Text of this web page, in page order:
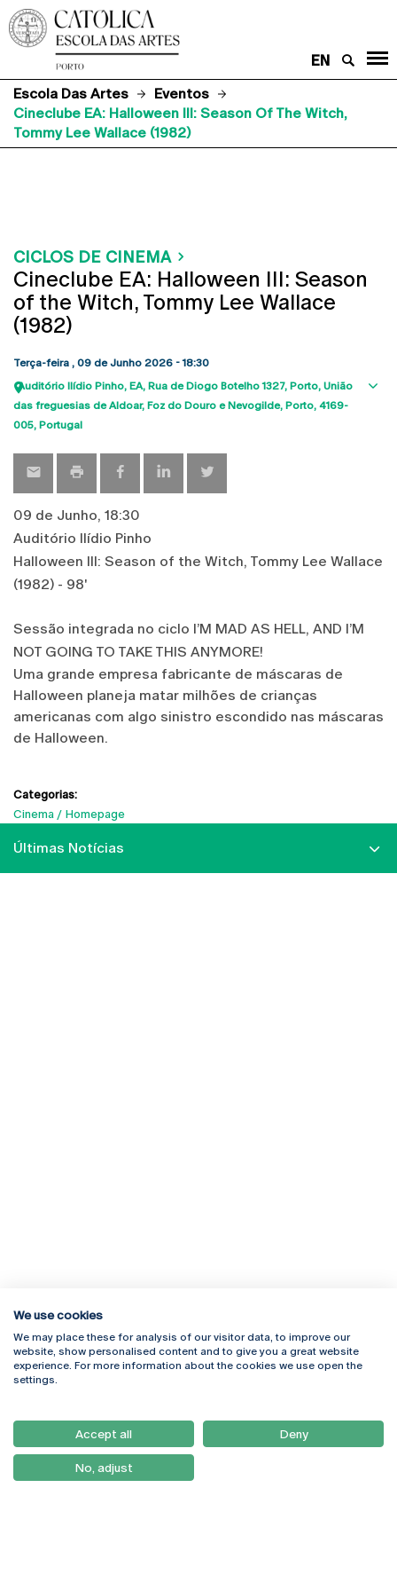
EN
Escola Das Artes
Eventos
Cineclube EA: Halloween III: Season Of The Witch,
Tommy Lee Wallace (1982)
CICLOS DE CINEMA
Cineclube EA: Halloween III: Season
of the Witch, Tommy Lee Wallace
(1982)
Terça-feira , 09 de Junho 2026 - 18:30
Auditório Ilídio Pinho, EA Rua de Diogo Botelho 1327 Porto União
das freguesias de Aldoar, Foz do Douro e Nevogilde, Porto 4169-
005 Portugal
09 de Junho, 18:30
Auditório Ilídio Pinho
Halloween III: Season of the Witch, Tommy Lee Wallace
(1982) - 98'
Sessão integrada no ciclo I’M MAD AS HELL, AND I’M
NOT GOING TO TAKE THIS ANYMORE!
Uma grande empresa fabricante de máscaras de
Halloween planeja matar milhões de crianças
americanas com algo sinistro escondido nas máscaras
de Halloween.
Categorias:
Cinema
Homepage
Últimas Notícias
Rua Diogo Botelho 1327
4169-005 Porto
+351 226 196 240
Campus Online
Webmail
Como Chegar
Newsletter
We use cookies
We may place these for analysis of our visitor data, to improve our
website, show personalised content and to give you a great website
experience. For more information about the cookies we use open the
settings.
Accept all Deny
No, adjust